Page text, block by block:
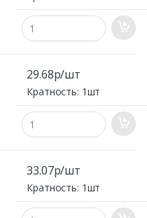
29.68р/шт
Кратность: 1шт
33.07р/шт
Кратность: 1шт